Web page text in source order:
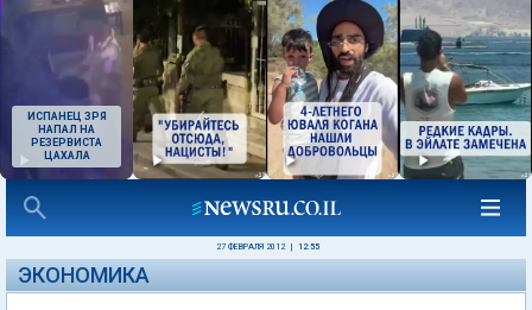
ИСПАНЕЦ ЗРЯ
НАПАЛ НА
РЕЗЕРВИСТА
ЦАХАЛА
27 ФЕВРАЛЯ 2012 12:55
ЭКОНОМИКА